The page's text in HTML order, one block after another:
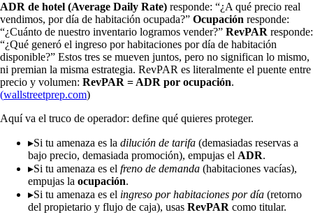
ADR de hotel (Average Daily Rate) responde: “¿A qué precio real
vendimos, por día de habitación ocupada?” Ocupación responde:
“¿Cuánto de nuestro inventario logramos vender?” RevPAR responde:
“¿Qué generó el ingreso por habitaciones por día de habitación
disponible?” Estos tres se mueven juntos, pero no significan lo mismo,
ni premian la misma estrategia. RevPAR es literalmente el puente entre
precio y volumen: RevPAR = ADR por ocupación.
(wallstreetprep.com)
Aquí va el truco de operador: define qué quieres proteger.
▸Si tu amenaza es la dilución de tarifa (demasiadas reservas a
bajo precio, demasiada promoción), empujas el ADR.
▸Si tu amenaza es el freno de demanda (habitaciones vacías),
empujas la ocupación.
▸Si tu amenaza es el ingreso por habitaciones por día (retorno
del propietario y flujo de caja), usas RevPAR como titular.